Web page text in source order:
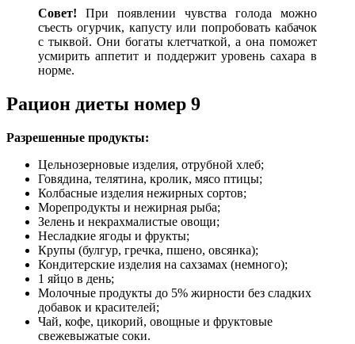
Совет! При появлении чувства голода можно
съесть огурчик, капусту или попробовать кабачок
с тыквой. Они богаты клетчаткой, а она поможет
усмирить аппетит и поддержит уровень сахара в
норме.
Рацион диеты номер 9
Разрешенные продукты:
Цельнозерновые изделия, отрубной хлеб;
Говядина, телятина, кролик, мясо птицы;
Колбасные изделия нежирных сортов;
Морепродукты и нежирная рыба;
Зелень и некрахмалистые овощи;
Несладкие ягоды и фрукты;
Крупы (булгур, гречка, пшено, овсянка);
Кондитерские изделия на сахзамах (немного);
1 яйцо в день;
Молочные продукты до 5% жирности без сладких
добавок и красителей;
Чай, кофе, цикорий, овощные и фруктовые
свежевыжатые соки.